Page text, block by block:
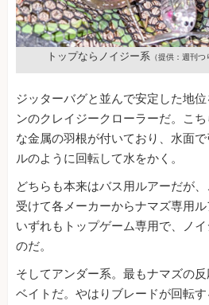
トップならノイジー系 （提供：週刊
ジッターバグと並んで安定した地
ンのクレイジークローラーだ。こ
な金属の羽根が付いており、水面
ルのように回転して水をかく。
どちらも本来はバス用ルアーだが
受けて各メーカーからナマズ専用ル
いずれもトップゲーム専用で、ノ
のだ。
そしてアンダー系。最もナマズの
ベイトだ。やはりブレードが回転